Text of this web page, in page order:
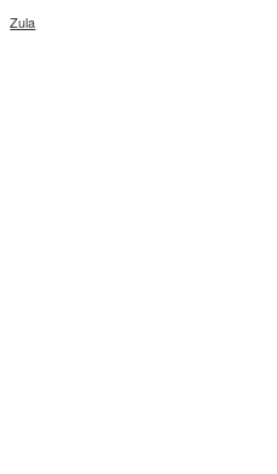
Zula